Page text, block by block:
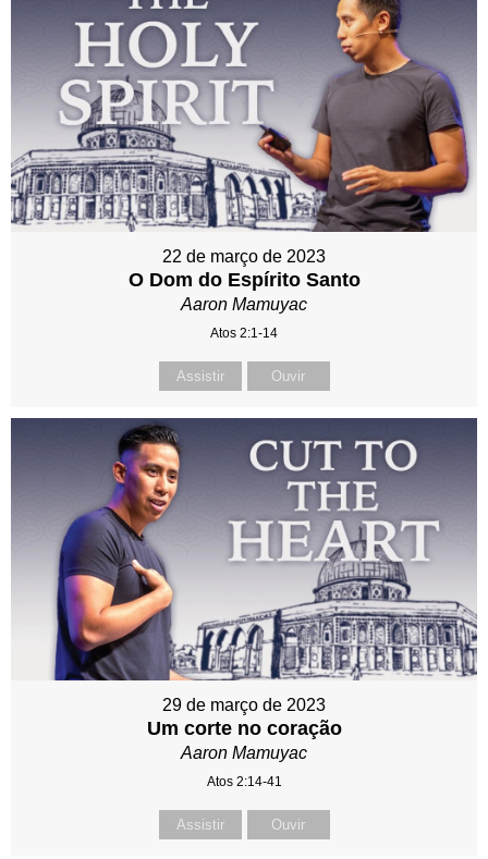
22 de março de 2023
O Dom do Espírito Santo
Aaron Mamuyac
Atos 2:1-14
Assistir Ouvir
29 de março de 2023
Um corte no coração
Aaron Mamuyac
Atos 2:14-41
Assistir Ouvir